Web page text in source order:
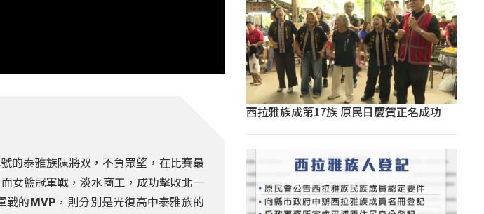
的泰雅族陳將双，不負眾望，在比賽最
女籃冠軍戰，淡水商工，成功擊敗北一
戰的MVP，則分別是光復高中泰雅族的
西拉雅族成第17族 原民日慶賀正名成功